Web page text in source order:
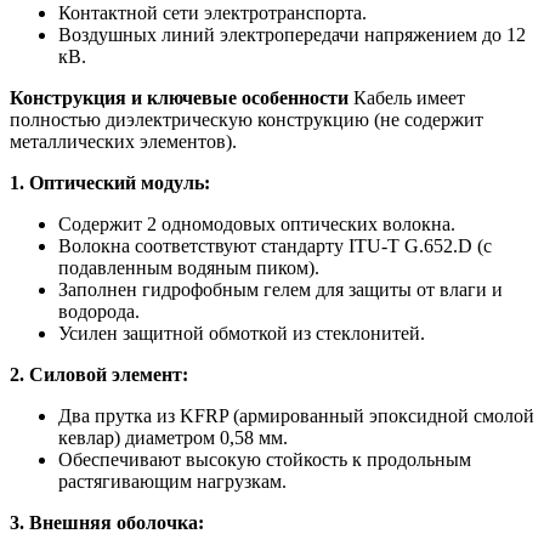
Контактной сети электротранспорта.
Воздушных линий электропередачи напряжением до 12
кВ.
Конструкция и ключевые особенности Кабель имеет
полностью диэлектрическую конструкцию (не содержит
металлических элементов).
1. Оптический модуль:
Содержит 2 одномодовых оптических волокна.
Волокна соответствуют стандарту ITU-T G.652.D (с
подавленным водяным пиком).
Заполнен гидрофобным гелем для защиты от влаги и
водорода.
Усилен защитной обмоткой из стеклонитей.
2. Силовой элемент:
Два прутка из KFRP (армированный эпоксидной смолой
кевлар) диаметром 0,58 мм.
Обеспечивают высокую стойкость к продольным
растягивающим нагрузкам.
3. Внешняя оболочка: